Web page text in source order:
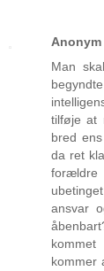
Anonym
Man
tilføje at
bred
da ret
ansvar
kommer